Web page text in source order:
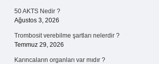
50 AKTS Nedir ?
Ağustos 3, 2026
Trombosit verebilme şartları nelerdir ?
Temmuz 29, 2026
Karıncaların organları var mıdır ?